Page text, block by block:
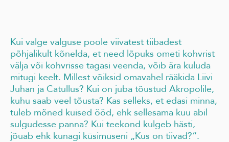
Kui valge valguse poole viivatest tiibadest
põhjalikult kõnelda, et need lõpuks ometi kohvrist
välja või kohvrisse tagasi veenda, võib ära kuluda
mitugi keelt. Millest võiksid omavahel rääkida Liivi
Juhan ja Catullus? Kui on juba tõustud Akropolile,
kuhu saab veel tõusta? Kas selleks, et edasi minna,
tuleb mõned kuised ööd, ehk sellesama kuu abil
sulgudesse panna? Kui teekond kulgeb hästi,
jõuab ehk kunagi küsimuseni „Kus on tiivad?“.